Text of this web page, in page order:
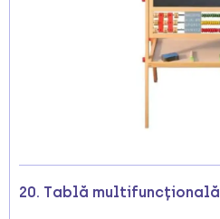
20. Tablă multifuncțională